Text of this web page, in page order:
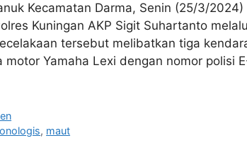
Kecamatan Darma, Senin (25/3/
Kuningan AKP Sigit Suhartanto
tersebut melibatkan tiga
motor Yamaha Lexi dengan nomor polisi
, maut